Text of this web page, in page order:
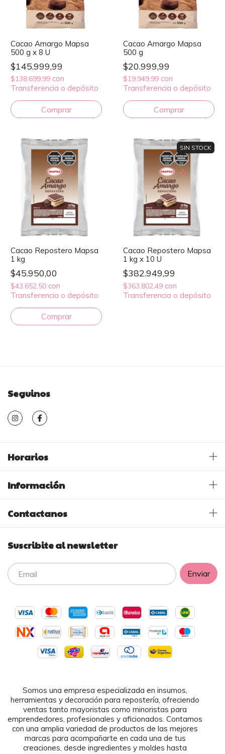
Cacao Amargo Mapsa
500 g x 8 U
$145.999,99
$138.699,99 con
Transferencia o depósito
Cacao Amargo Mapsa
500 g
$20.999,99
$19.949,99 con
Transferencia o depósito
Cacao Repostero Mapsa
1 kg
$45.950,00
$43.652,50 con
Transferencia o depósito
SIN STOCK
Cacao Repostero Mapsa
1 kg x 10 U
$382.949,99
$363.802,49 con
Transferencia o depósito
Seguinos
Horarios
Información
Contactanos
Suscribite al newsletter
Somos una empresa especializada en insumos,
herramientas y decoración para repostería, ofreciendo
ventas tanto mayoristas como minoristas para
emprendedores, profesionales y aficionados. Contamos
con una amplia variedad de productos de las mejores
marcas para acompañarte en cada una de tus
creaciones, desde ingredientes y moldes hasta